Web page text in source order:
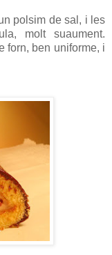
polsim de sal, i les
molt suaument.
forn, ben uniforme, i